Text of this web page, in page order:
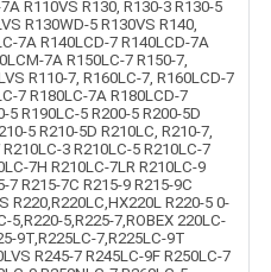
R110VS R130, R130-3 R130-5
R130WD-5 R130VS R140,
7A R140LCD-7 R140LCD-7A
7A R150LC-7 R150-7,
R110-7, R160LC-7, R160LCD-7
7 R180LC-7A R180LCD-7
5 R190LC-5 R200-5 R200-5D
5 R210-5D R210LC, R210-7,
3 R210LC-5 R210LC-7
7H R210LC-7LR R210LC-9
7 R215-7C R215-9 R215-9C
R220,R220LC,HX220L R220-5 0-
5,R220-5,R225-7,ROBEX 220LC-
9T,R225LC-7,R225LC-9T
R245-7 R245LC-9F R250LC-7